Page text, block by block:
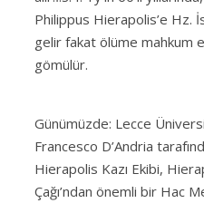
Philippus Hierapolis’e Hz.
gelir fakat ölüme mahkum
gömülür.
Günümüzde: Lecce
Francesco D’Andria
Hierapolis Kazı Ekibi,
Çağı’ndan önemli bir Hac